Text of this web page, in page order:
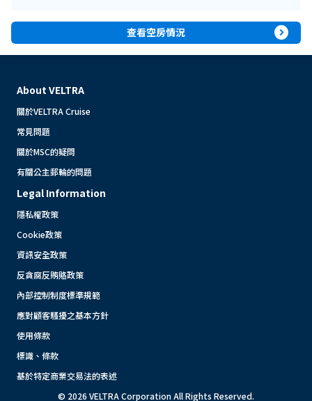
查看空房情況 expand_circle_right
About VELTRA
關於VELTRA Cruise
常見問題
關於MSC的疑問
有關公主郵輪的問題
Legal Information
隱私權政策
Cookie政策
資訊安全政策
反貪腐反賄賂政策
內部控制制度標準規範
應對顧客騷擾之基本方針
使用條款
標識、條款
基於特定商業交易法的表述
© 2026 VELTRA Corporation All Rights Reserved.